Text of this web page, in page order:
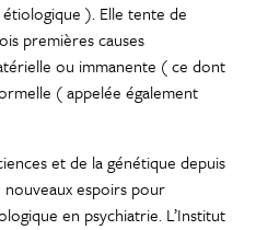
). Elle tente de
premières causes
ou immanente ( ce dont
( appelée également
et de la génétique depuis
nouveaux espoirs pour
en psychiatrie. L’Institut